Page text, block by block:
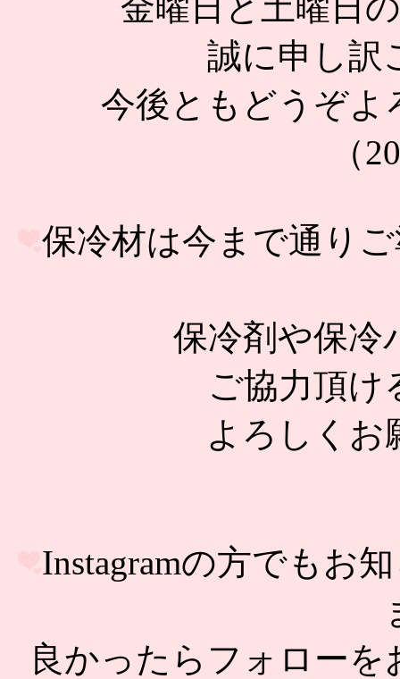
誠に申し訳
今後ともどうぞよ
（
保冷材は今まで通り
保冷剤や保冷
ご協力頂け
よろしくお
Instagramの方でもお
良かったらフォロー